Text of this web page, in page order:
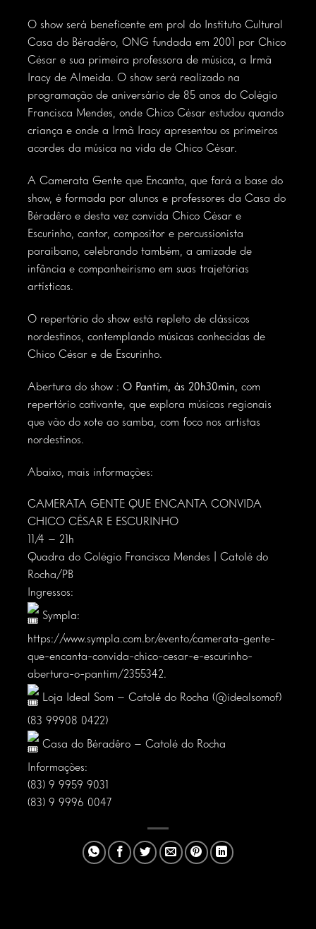
O show será beneficente em prol do Instituto Cultural
Casa do Béradêro, ONG fundada em 2001 por Chico
César e sua primeira professora de música, a Irmã
Iracy de Almeida. O show será realizado na
programação de aniversário de 85 anos do Colégio
Francisca Mendes, onde Chico César estudou quando
criança e onde a Irmã Iracy apresentou os primeiros
acordes da música na vida de Chico César.
A Camerata Gente que Encanta, que fará a base do
show, é formada por alunos e professores da Casa do
Béradêro e desta vez convida Chico César e
Escurinho, cantor, compositor e percussionista
paraibano, celebrando também, a amizade de
infância e companheirismo em suas trajetórias
artísticas.
O repertório do show está repleto de clássicos
nordestinos, contemplando músicas conhecidas de
Chico César e de Escurinho.
Abertura do show : O Pantim, às 20h30min, com
repertório cativante, que explora músicas regionais
que vão do xote ao samba, com foco nos artistas
nordestinos.
Abaixo, mais informações:
CAMERATA GENTE QUE ENCANTA CONVIDA
CHICO CÉSAR E ESCURINHO
11/4 – 21h
Quadra do Colégio Francisca Mendes | Catolé do
Rocha/PB
Ingressos:
Sympla:
https://www.sympla.com.br/evento/camerata-gente-
que-encanta-convida-chico-cesar-e-escurinho-
abertura-o-pantim/2355342.
Loja Ideal Som – Catolé do Rocha (@idealsomof)
(83 99908 0422)
Casa do Béradêro – Catolé do Rocha
Informações:
(83) 9 9959 9031
(83) 9 9996 0047